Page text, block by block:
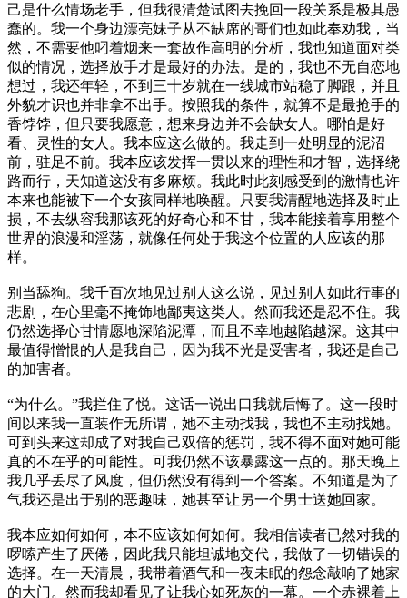
己是什么情场老手，但我很清楚试图去挽回一段关系是极其愚
蠢的。我一个身边漂亮妹子从不缺席的哥们也如此奉劝我，当
然，不需要他叼着烟来一套故作高明的分析，我也知道面对类
似的情况，选择放手才是最好的办法。是的，我也不无自恋地
想过，我还年轻，不到三十岁就在一线城市站稳了脚跟，并且
外貌才识也并非拿不出手。按照我的条件，就算不是最抢手的
香饽饽，但只要我愿意，想来身边并不会缺女人。哪怕是好
看、灵性的女人。我本应这么做的。我走到一处明显的泥沼
前，驻足不前。我本应该发挥一贯以来的理性和才智，选择绕
路而行，天知道这没有多麻烦。我此时此刻感受到的激情也许
本来也能被下一个女孩同样地唤醒。只要我清醒地选择及时止
损，不去纵容我那该死的好奇心和不甘，我本能接着享用整个
世界的浪漫和淫荡，就像任何处于我这个位置的人应该的那
样。
别当舔狗。我千百次地见过别人这么说，见过别人如此行事的
悲剧，在心里毫不掩饰地鄙夷这类人。然而我还是忍不住。我
仍然选择心甘情愿地深陷泥潭，而且不幸地越陷越深。这其中
最值得憎恨的人是我自己，因为我不光是受害者，我还是自己
的加害者。
“为什么。”我拦住了悦。这话一说出口我就后悔了。这一段时
间以来我一直装作无所谓，她不主动找我，我也不主动找她。
可到头来这却成了对我自己双倍的惩罚，我不得不面对她可能
真的不在乎的可能性。可我仍然不该暴露这一点的。那天晚上
我几乎丢尽了风度，但仍然没有得到一个答案。不知道是为了
气我还是出于别的恶趣味，她甚至让另一个男士送她回家。
我本应如何如何，本不应该如何如何。我相信读者已然对我的
啰嗦产生了厌倦，因此我只能坦诚地交代，我做了一切错误的
选择。在一天清晨，我带着酒气和一夜未眠的怨念敲响了她家
的大门。然而我却看见了让我心如死灰的一幕。一个赤裸着上